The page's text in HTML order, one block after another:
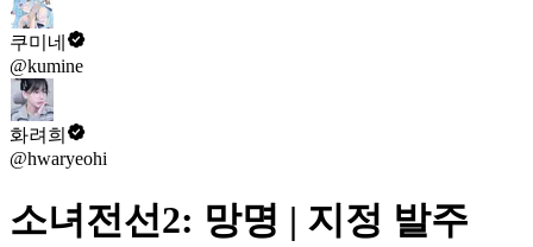
쿠미네
@kumine
화려희
@hwaryeohi
소녀전선2: 망명 | 지정 발주